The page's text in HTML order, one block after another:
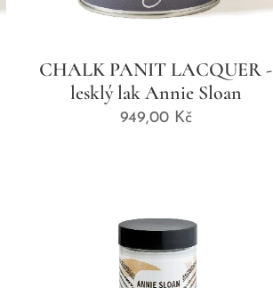
CHALK PANIT LACQUER -
lesklý lak Annie Sloan
949,00Kč